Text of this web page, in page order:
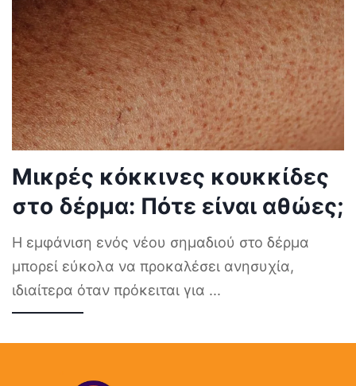
Μικρές κόκκινες κουκκίδες
στο δέρμα: Πότε είναι αθώες;
Η εμφάνιση ενός νέου σημαδιού στο δέρμα
μπορεί εύκολα να προκαλέσει ανησυχία,
ιδιαίτερα όταν πρόκειται για ...